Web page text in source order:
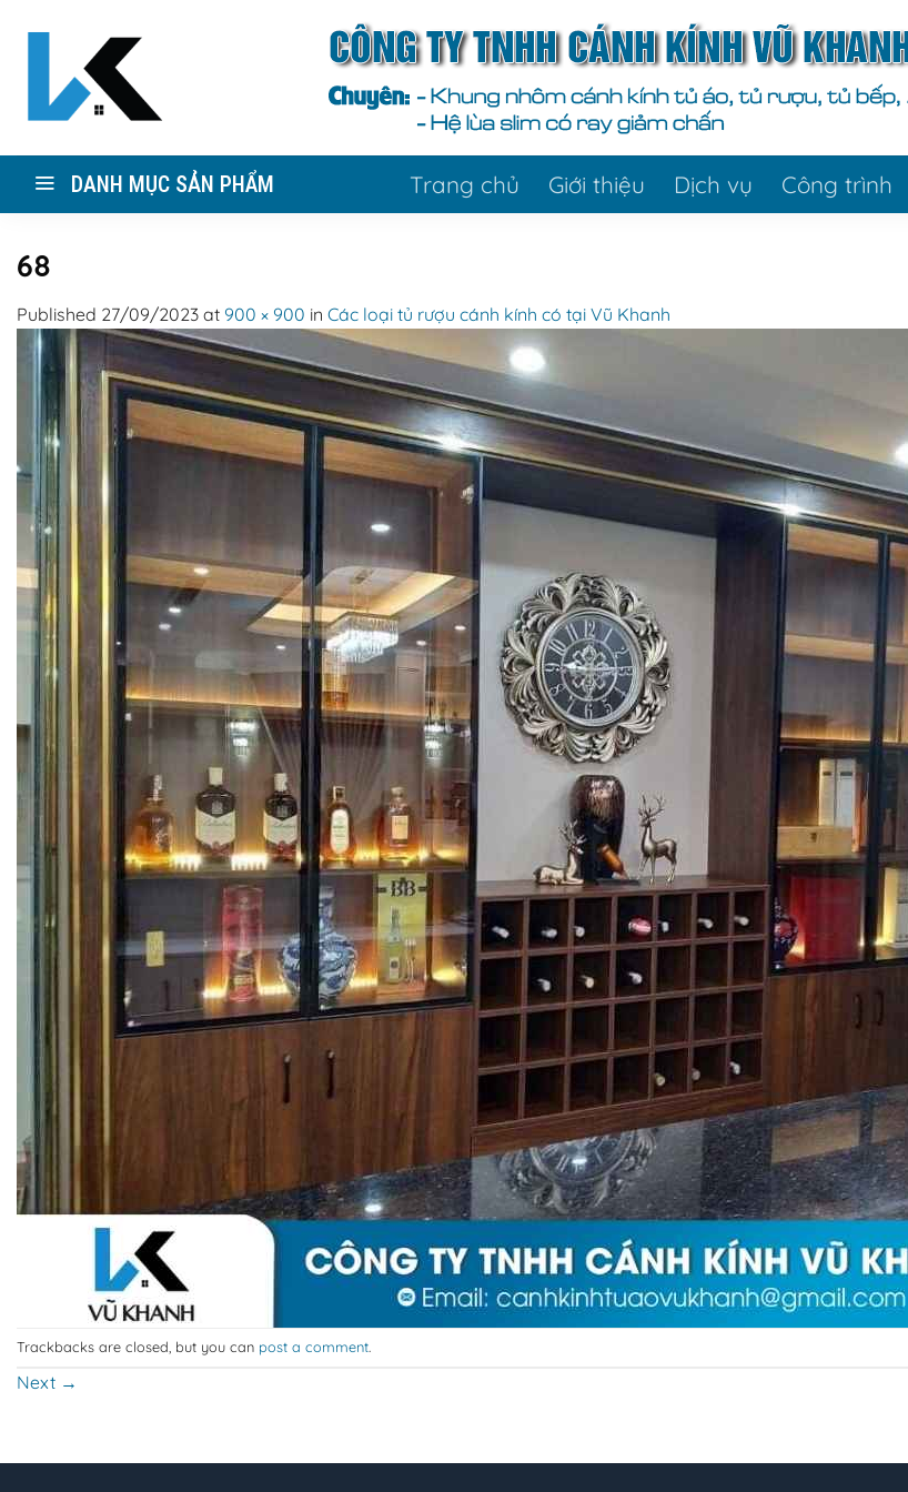
DANH MỤC SẢN PHẨM Trang chủ Giới thiệu Dịch vụ Công trình
68
Published 27/09/2023 at 900 × 900 in Các loại tủ rượu cánh kính có tại Vũ Khanh
Trackbacks are closed, but you can post a comment.
Next →